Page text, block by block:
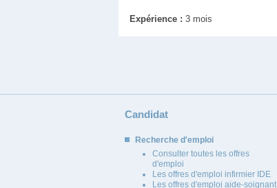
Expérience : 3 mois
Candidat
Recherche d'emploi
Consulter toutes les offres
d'emploi
Les offres d'emploi infirmier IDE
Les offres d'emploi aide-soignant